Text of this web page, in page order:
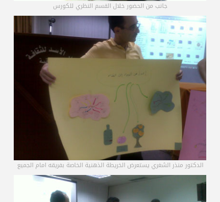
جانب من الحضور خلال القسم النظري للكورس
الدكتور منذر الشغري يستعرض الخريطة الذهنية الخاصة بفريقه امام الجميع